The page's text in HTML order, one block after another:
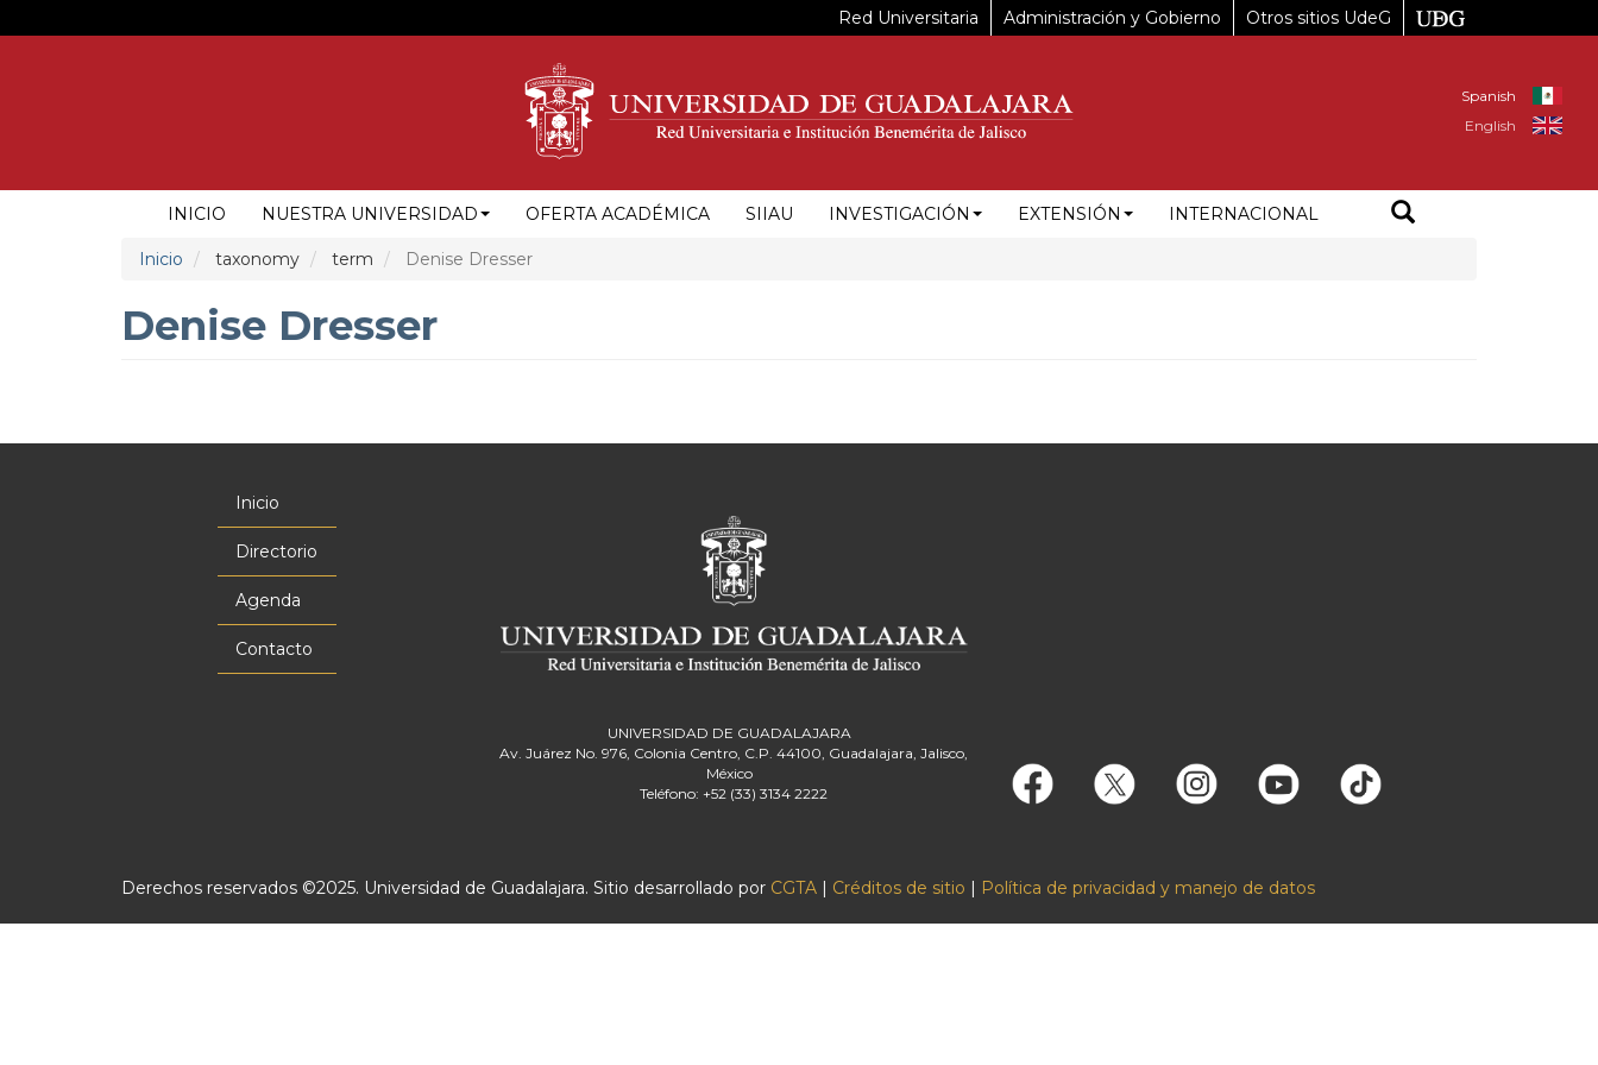
al
Red Universitaria Administración y Gobierno Otros sitios UdeG
Spanish
English
NAVEGACIÓN
PRINCIPAL
INICIO NUESTRA UNIVERSIDAD OFERTA ACADÉMICA SIIAU INVESTIGACIÓN EXTENSIÓN INTERNACIONAL
Inicio taxonomy term Denise Dresser
Denise Dresser
principal
Inicio
Directorio
Agenda
Contacto
UNIVERSIDAD DE GUADALAJARA
Av. Juárez No. 976, Colonia Centro, C.P. 44100, Guadalajara, Jalisco,
México
Teléfono: +52 (33) 3134 2222
Derechos reservados ©2025. Universidad de Guadalajara. Sitio desarrollado por CGTA Créditos de sitio Política de privacidad y manejo de datos